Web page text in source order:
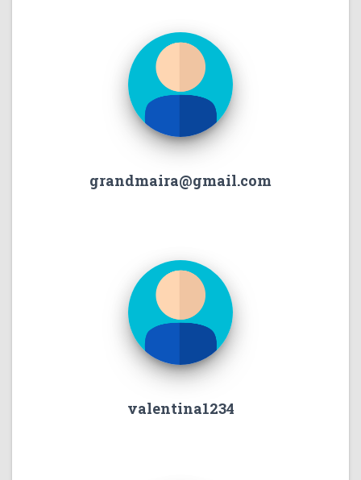
grandmaira@gmail.com
valentina1234